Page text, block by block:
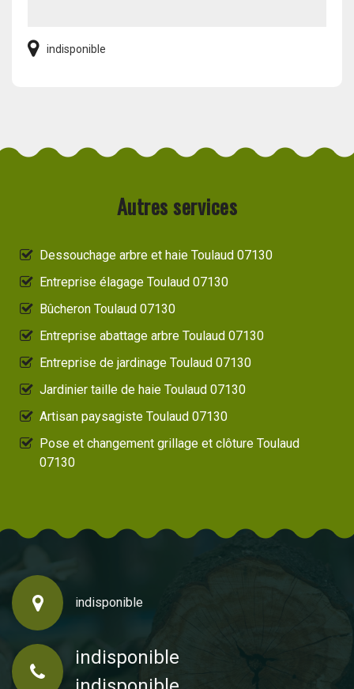
indisponible
Autres services
Dessouchage arbre et haie Toulaud 07130
Entreprise élagage Toulaud 07130
Bûcheron Toulaud 07130
Entreprise abattage arbre Toulaud 07130
Entreprise de jardinage Toulaud 07130
Jardinier taille de haie Toulaud 07130
Artisan paysagiste Toulaud 07130
Pose et changement grillage et clôture Toulaud
07130
indisponible
indisponible